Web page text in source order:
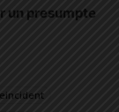
un presumpte